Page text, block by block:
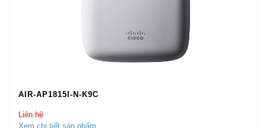
AIR-AP1815I-N-K9C
Liên hệ
Xem chi tiết sản phẩm